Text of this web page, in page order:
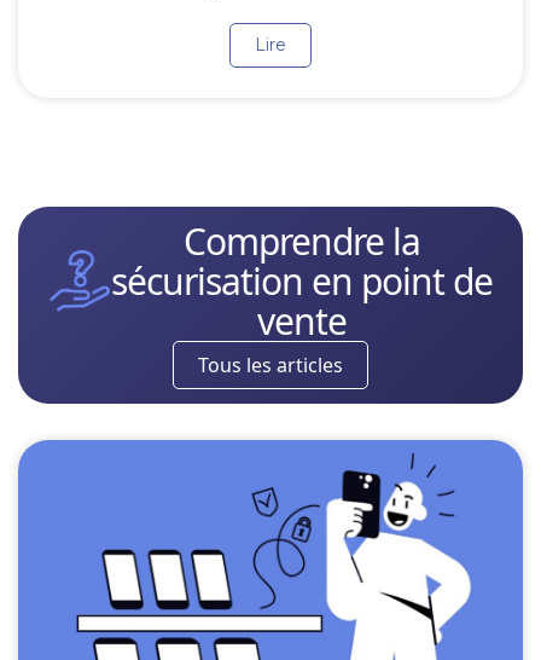
Lire
Comprendre la
sécurisation en point de
vente
Tous les articles